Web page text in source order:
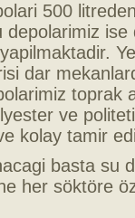
500
dar
toprak
ve
kolay tamir
basta su
her söktöre